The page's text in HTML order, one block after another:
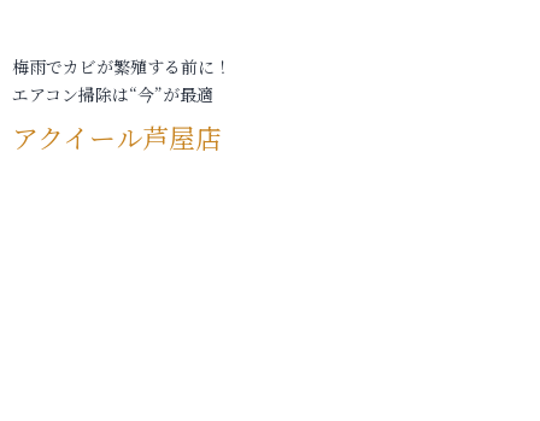
梅雨でカビが繁殖する前に！
エアコン掃除は“今”が最適
アクイール芦屋店